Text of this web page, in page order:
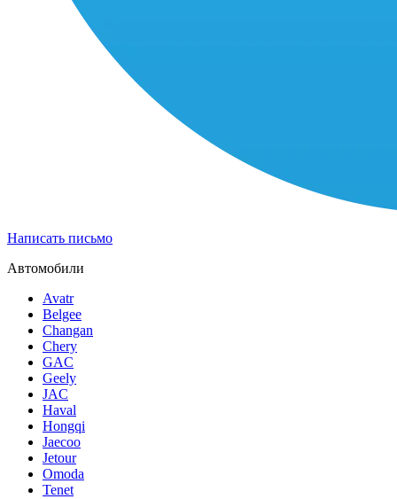
Написать письмо
Автомобили
Avatr
Belgee
Changan
Chery
GAC
Geely
JAC
Haval
Hongqi
Jaecoo
Jetour
Omoda
Tenet